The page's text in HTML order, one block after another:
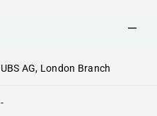
UBS AG, London Branch
-